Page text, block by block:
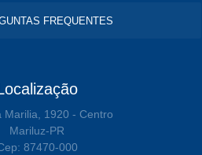
FREQUENTES
Marilia, 1920 - Centro
Mariluz-PR
87470-000